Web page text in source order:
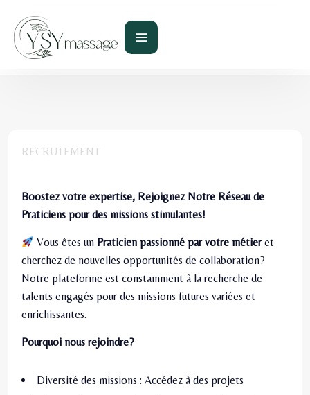
RECRUTEMENT
Boostez votre expertise, Rejoignez Notre Réseau de
Praticiens pour des missions stimulantes!
Vous êtes un Praticien passionné par votre métieret
cherchez de nouvelles opportunités de collaboration?
Notre plateforme est constamment à la recherche de
talents engagés pour des missions futures variées et
enrichissantes.
Pourquoi nous rejoindre?
Diversité des missions : Accédez à des projets